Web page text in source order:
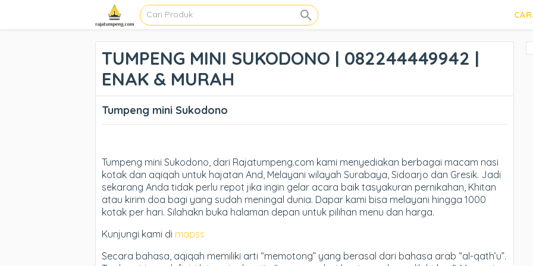
TUMPENG MINI SUKODONO | 082244449942 |
ENAK & MURAH
Tumpeng mini Sukodono
Tumpeng mini Sukodono, dari Rajatumpeng.com kami menyediakan berbagai macam nasi
kotak dan aqiqah untuk hajatan And, Melayani wilayah Surabaya, Sidoarjo dan Gresik. Jadi
sekarang Anda tidak perlu repot jika ingin gelar acara baik tasyakuran pernikahan, Khitan
atau kirim doa bagi yang sudah meningal dunia. Dapar kami bisa melayani hingga 1000
kotak per hari. Silahakn buka halaman depan untuk pilihan menu dan harga.
Kunjungi kami di mapss
Secara bahasa, aqiqah memiliki arti “memotong” yang berasal dari bahasa arab “al-qath’u”.